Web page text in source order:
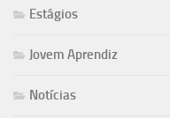
Estágios
Jovem Aprendiz
Notícias